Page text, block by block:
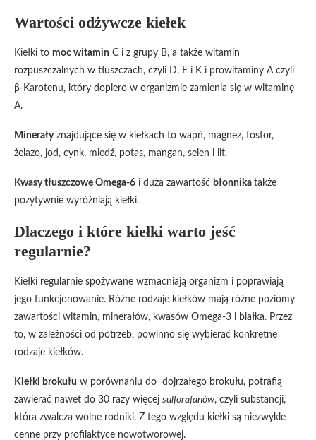
Wartości odżywcze kiełek
Kiełki to moc witamin C i z grupy B, a także witamin
rozpuszczalnych w tłuszczach, czyli D, E i K i prowitaminy A czyli
β-Karotenu, który dopiero w organizmie zamienia się w witaminę
A.
Minerałyznajdujące się w kiełkach to wapń, magnez, fosfor,
żelazo, jod, cynk, miedź, potas, mangan, selen i lit.
Kwasy tłuszczowe Omega-6 i duża zawartość błonnika także
pozytywnie wyróżniają kiełki.
Dlaczego i które kiełki warto jeść
regularnie?
Kiełki regularnie spożywane wzmacniają organizm i poprawiają
jego funkcjonowanie. Różne rodzaje kiełków mają różne poziomy
zawartości witamin, minerałów, kwasów Omega-3 i białka. Przez
to, w zależności od potrzeb, powinno się wybierać konkretne
rodzaje kiełków.
Kiełki brokułu w porównaniu do dojrzałego brokułu, potrafią
zawierać nawet do 30 razy więcej sulforafanów, czyli substancji,
która zwalcza wolne rodniki. Z tego względu kiełki są niezwykle
cenne przy profilaktyce nowotworowej.